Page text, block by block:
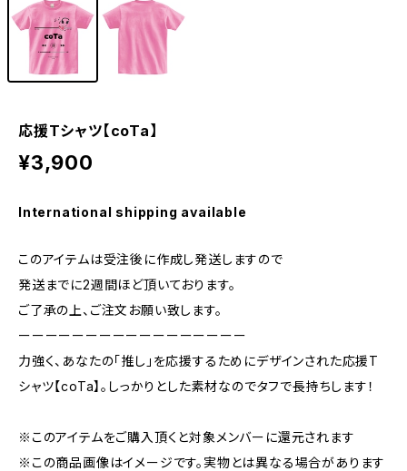
応援Tシャツ【coTa】
¥3,900
International shipping available
このアイテムは受注後に作成し発送しますので
発送までに2週間ほど頂いております。
ご了承の上、ご注文お願い致します。
ーーーーーーーーーーーーーーーーー
力強く、あなたの「推し」を応援するためにデザインされた応援T
シャツ【coTa】。しっかりとした素材なのでタフで長持ちします！
※このアイテムをご購入頂くと対象メンバーに還元されます
※この商品画像はイメージです。実物とは異なる場合があります